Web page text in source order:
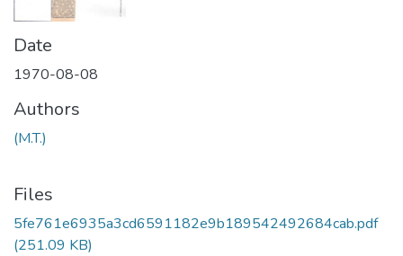
Date
1970-08-08
Authors
(M.T.)
Files
5fe761e6935a3cd6591182e9b189542492684cab.pdf
(251.09 KB)